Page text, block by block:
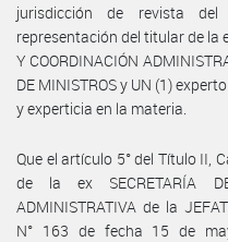
jurisdicción de revista
representación del titular de la
Y COORDINACIÓN
DE MINISTROS y UN (1)
y experticia en la materia.
Que el artículo 5° del Título II,
de la ex SECRETARÍA
ADMINISTRATIVA de la
N° 163 de fecha 15 de